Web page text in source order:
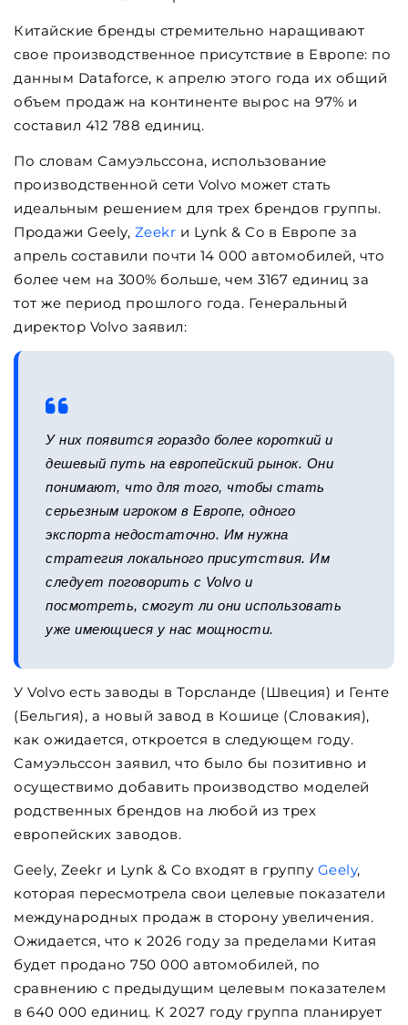
Китайские бренды стремительно наращивают
свое производственное присутствие в Европе: по
данным Dataforce, к апрелю этого года их общий
объем продаж на континенте вырос на 97% и
составил 412 788 единиц.
По словам Самуэльссона, использование
производственной сети Volvo может стать
идеальным решением для трех брендов группы.
Продажи Geely, Zeekr и Lynk & Co в Европе за
апрель составили почти 14 000 автомобилей, что
более чем на 300% больше, чем 3167 единиц за
тот же период прошлого года. Генеральный
директор Volvo заявил:
У них появится гораздо более короткий и
дешевый путь на европейский рынок. Они
понимают, что для того, чтобы стать
серьезным игроком в Европе, одного
экспорта недостаточно. Им нужна
стратегия локального присутствия. Им
следует поговорить с Volvo и
посмотреть, смогут ли они использовать
уже имеющиеся у нас мощности.
У Volvo есть заводы в Торсланде (Швеция) и Генте
(Бельгия), а новый завод в Кошице (Словакия),
как ожидается, откроется в следующем году.
Самуэльссон заявил, что было бы позитивно и
осуществимо добавить производство моделей
родственных брендов на любой из трех
европейских заводов.
Geely, Zeekr и Lynk & Co входят в группу Geely,
которая пересмотрела свои целевые показатели
международных продаж в сторону увеличения.
Ожидается, что к 2026 году за пределами Китая
будет продано 750 000 автомобилей, по
сравнению с предыдущим целевым показателем
в 640 000 единиц. К 2027 году группа планирует